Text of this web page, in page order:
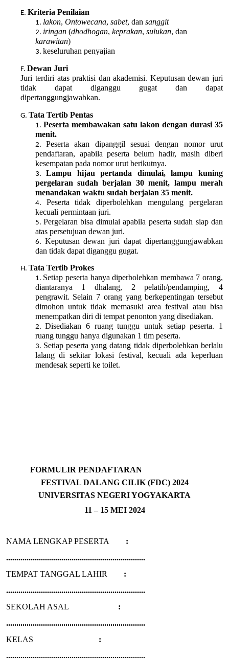
Kriteria Penilaian
lakon, Ontowecana, sabet, dan sanggit
iringan(dhodhogan, keprakan, sulukan, dan
karawitan)
keseluruhan penyajian
Dewan Juri
Juri terdiri atas praktisi dan akademisi. Keputusan dewan juri
tidak dapat diganggu gugat dan dapat
dipertanggungjawabkan.
Tata Tertib Pentas
Peserta membawakan satu lakon dengan durasi 35
menit.
Peserta akan dipanggil sesuai dengan nomor urut
pendaftaran, apabila peserta belum hadir, masih diberi
kesempatan pada nomor urut berikutnya.
Lampu hijau pertanda dimulai, lampu kuning
pergelaran sudah berjalan 30 menit, lampu merah
menandakan waktu sudah berjalan 35 menit.
Peserta tidak diperbolehkan mengulang pergelaran
kecuali permintaan juri.
Pergelaran bisa dimulai apabila peserta sudah siap dan
atas persetujuan dewan juri.
Keputusan dewan juri dapat dipertanggungjawabkan
dan tidak dapat diganggu gugat.
Tata Tertib Prokes
Setiap peserta hanya diperbolehkan membawa 7 orang,
diantaranya 1 dhalang, 2 pelatih/pendamping, 4
pengrawit. Selain 7 orang yang berkepentingan tersebut
dimohon untuk tidak memasuki area festival atau bisa
menempatkan diri di tempat penonton yang disediakan.
Disediakan 6 ruang tunggu untuk setiap peserta. 1
ruang tunggu hanya digunakan 1 tim peserta.
Setiap peserta yang datang tidak diperbolehkan berlalu
lalang di sekitar lokasi festival, kecuali ada keperluan
mendesak seperti ke toilet.
FORMULIR PENDAFTARAN
FESTIVAL DALANG CILIK (FDC) 2024
UNIVERSITAS NEGERI YOGYAKARTA
11 – 15 MEI 2024
NAMA LENGKAP PESERTA :
....................................................................
TEMPAT TANGGAL LAHIR :
....................................................................
SEKOLAH ASAL :
....................................................................
KELAS :
....................................................................